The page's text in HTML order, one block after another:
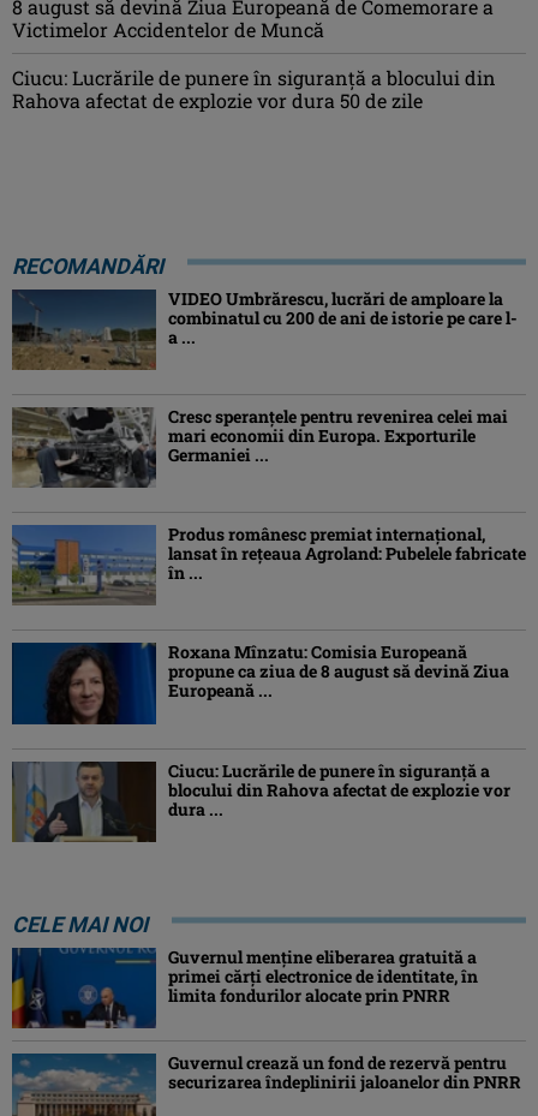
8 august să devină Ziua Europeană de Comemorare a
Victimelor Accidentelor de Muncă
Ciucu: Lucrările de punere în siguranță a blocului din
Rahova afectat de explozie vor dura 50 de zile
RECOMANDĂRI
VIDEO Umbrărescu, lucrări de amploare la
combinatul cu 200 de ani de istorie pe care l-
a ...
Cresc speranțele pentru revenirea celei mai
mari economii din Europa. Exporturile
Germaniei ...
Produs românesc premiat internațional,
lansat în rețeaua Agroland: Pubelele fabricate
în ...
Roxana Mînzatu: Comisia Europeană
propune ca ziua de 8 august să devină Ziua
Europeană ...
Ciucu: Lucrările de punere în siguranță a
blocului din Rahova afectat de explozie vor
dura ...
CELE MAI NOI
Guvernul menține eliberarea gratuită a
primei cărţi electronice de identitate, în
limita fondurilor alocate prin PNRR
Guvernul crează un fond de rezervă pentru
securizarea îndeplinirii jaloanelor din PNRR